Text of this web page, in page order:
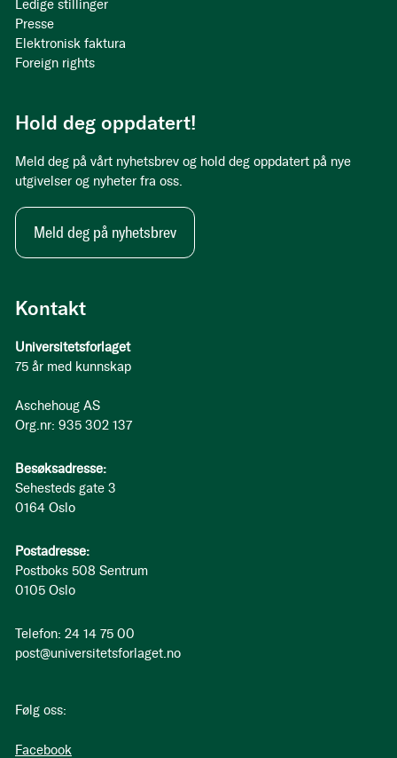
Kontakt
Universitetsforlaget
75 år med kunnskap
Aschehoug AS
Org.nr: 935 302 137
Besøksadresse:
Sehesteds gate 3
0164 Oslo
Postadresse:
Postboks 508 Sentrum
0105 Oslo
Telefon: 24 14 75 00
post@universitetsforlaget.no
Følg oss:
Facebook
Ledige stillinger
Presse
Elektronisk faktura
Foreign rights
Hold deg oppdatert!
Meld deg på vårt nyhetsbrev og hold deg oppdatert på nye
utgivelser og nyheter fra oss.
Meld deg på nyhetsbrev